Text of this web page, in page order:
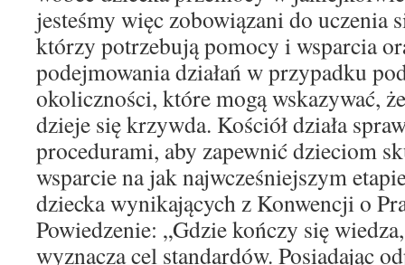
jesteśmy więc zobowiązani do uczenia
którzy potrzebują pomocy i wsparcia
podejmowania działań w przypadku
okoliczności, które mogą wskazywać,
dzieje się krzywda. Kościół działa
procedurami, aby zapewnić dzieciom
wsparcie na jak najwcześniejszym
dziecka wynikających z Konwencji o
Powiedzenie: „Gdzie kończy się
wyznacza cel standardów. Posiadając